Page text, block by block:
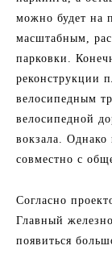
можно будет на
масштабным,
парковки.
реконструкции
велосипедным
велосипедной
вокзала. Однако
совместно с
Согласно
Главный
появиться